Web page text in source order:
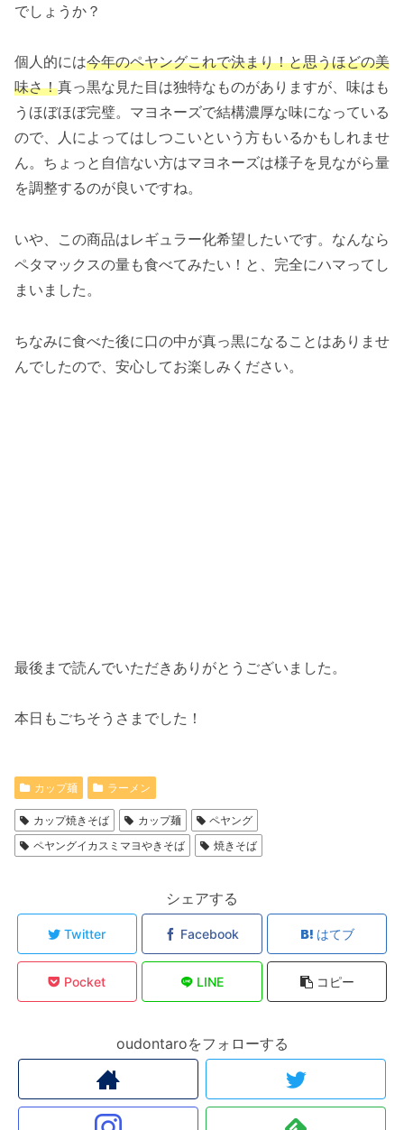
でしょうか？
個人的には今年のペヤングこれで決まり！と思うほどの美
味さ！真っ黒な見た目は独特なものがありますが、味はも
うほぼほぼ完璧。マヨネーズで結構濃厚な味になっている
ので、人によってはしつこいという方もいるかもしれませ
ん。ちょっと自信ない方はマヨネーズは様子を見ながら量
を調整するのが良いですね。
いや、この商品はレギュラー化希望したいです。なんなら
ペタマックスの量も食べてみたい！と、完全にハマってし
まいました。
ちなみに食べた後に口の中が真っ黒になることはありませ
んでしたので、安心してお楽しみください。
最後まで読んでいただきありがとうございました。
本日もごちそうさまでした！
カップ麺 ラーメン
カップ焼きそば カップ麺
ペヤング
ペヤングイカスミマヨやきそば
焼きそば
シェアする
Twitter Facebook はてブ
Pocket LINE コピー
oudontaroをフォローする